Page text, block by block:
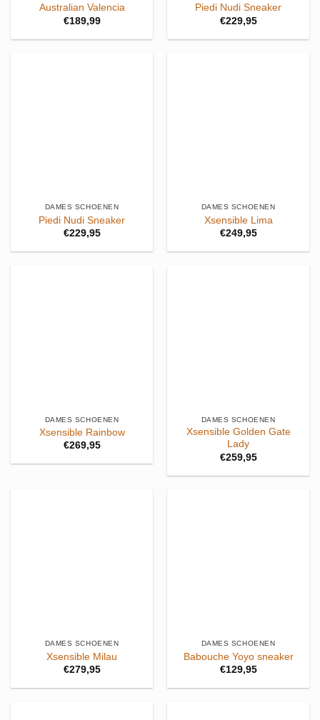
Australian Valencia
€189,99
Piedi Nudi Sneaker
€229,95
DAMES SCHOENEN
Piedi Nudi Sneaker
€229,95
DAMES SCHOENEN
Xsensible Lima
€249,95
DAMES SCHOENEN
Xsensible Rainbow
€269,95
DAMES SCHOENEN
Xsensible Golden Gate
Lady
€259,95
DAMES SCHOENEN
Xsensible Milau
€279,95
DAMES SCHOENEN
Babouche Yoyo sneaker
€129,95